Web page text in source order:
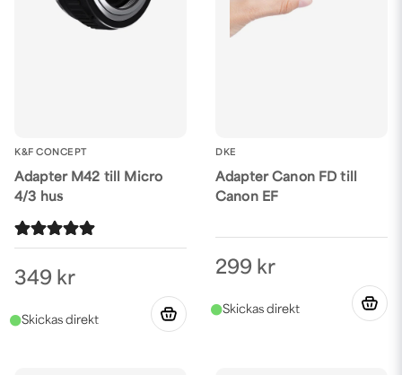
K&F CONCEPT
Adapter M42 till Micro
4/3 hus
349 kr
DKE
Adapter Canon FD till
Canon EF
299 kr